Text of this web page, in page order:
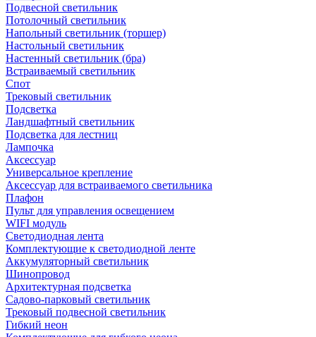
Подвесной светильник
Потолочный светильник
Напольный светильник (торшер)
Настольный светильник
Настенный светильник (бра)
Встраиваемый светильник
Спот
Трековый светильник
Подсветка
Ландшафтный светильник
Подсветка для лестниц
Лампочка
Аксессуар
Универсальное крепление
Аксессуар для встраиваемого светильника
Плафон
Пульт для управления освещением
WIFI модуль
Светодиодная лента
Комплектующие к светодиодной ленте
Аккумуляторный светильник
Шинопровод
Архитектурная подсветка
Садово-парковый светильник
Трековый подвесной светильник
Гибкий неон